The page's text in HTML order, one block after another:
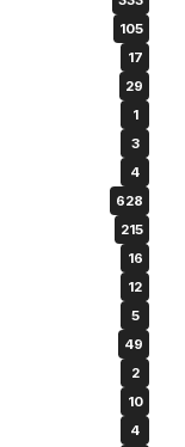
105
17
29
1
3
4
628
215
16
12
5
49
2
10
4